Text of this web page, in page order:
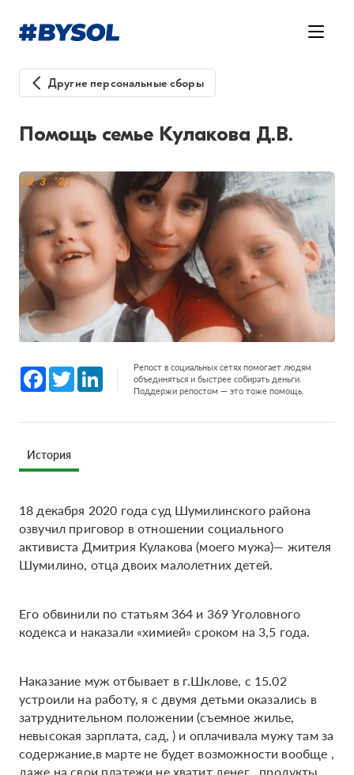
Другие персональные сборы
Помощь семье Кулакова Д.В.
Facebook
Twitter LinkedInРепост в социальных сетях помогает людям
объединяться и быстрее собирать деньги.
Поддержи репостом — это тоже помощь.
История
18 декабря 2020 года суд Шумилинского района
озвучил приговор в отношении социального
активиста Дмитрия Кулакова (моего мужа)— жителя
Шумилино, отца двоих малолетних детей.
Его обвинили по статьям 364 и 369 Уголовного
кодекса и наказали «химией» сроком на 3,5 года.
Наказание муж отбывает в г.Шклове, с 15.02
устроили на работу, я с двумя детьми оказались в
затруднительном положении (съемное жилье,
невысокая зарплата, сад, ) и оплачивала мужу там за
содержание,в марте не будет возможности вообще ,